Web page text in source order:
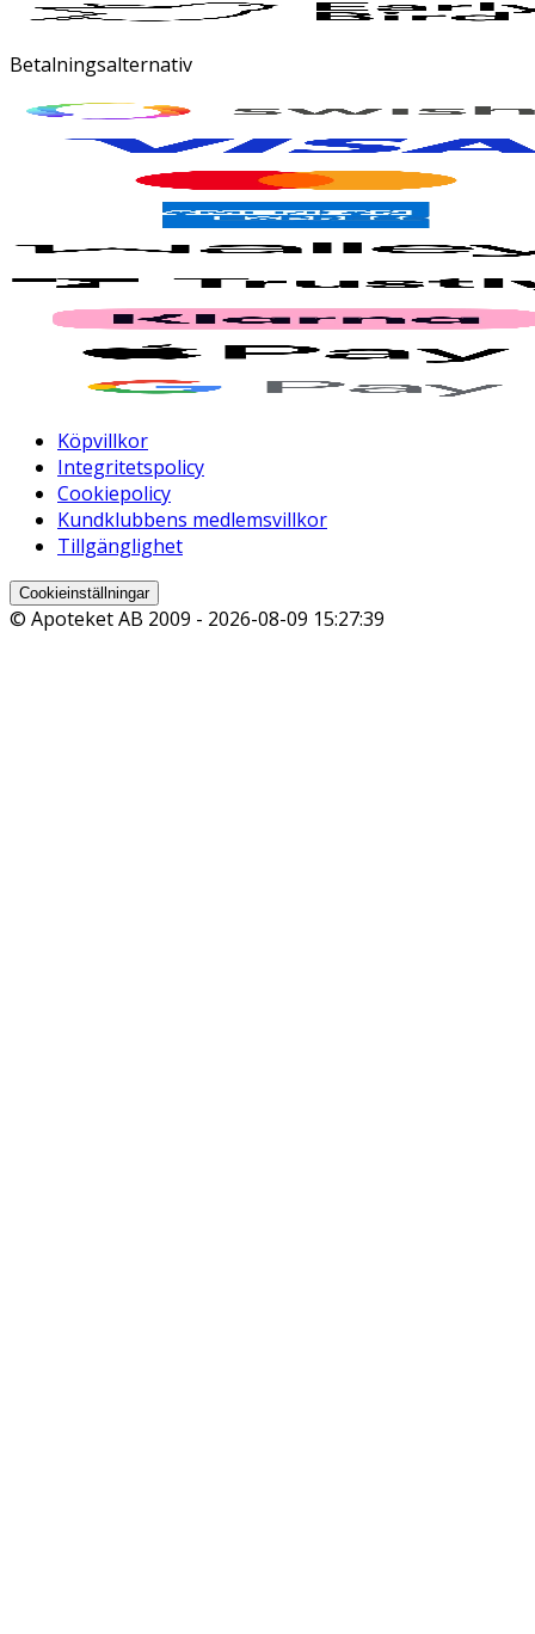
Betalningsalternativ
Köpvillkor
Integritetspolicy
Cookiepolicy
Kundklubbens medlemsvillkor
Tillgänglighet
Cookieinställningar
© Apoteket AB 2009 - 2026-08-09 15:27:39